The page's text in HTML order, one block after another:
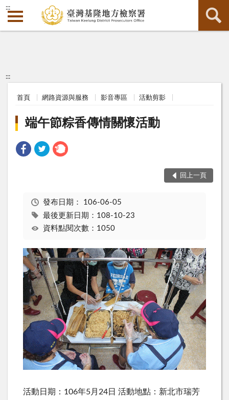
:::
:::
首頁 網路資源與服務 影音專區 活動剪影
端午節粽香傳情關懷活動
回上一頁
發布日期： 106-06-05
最後更新日期：108-10-23
資料點閱次數：1050
活動日期：106年5月24日 活動地點：新北市瑞芳